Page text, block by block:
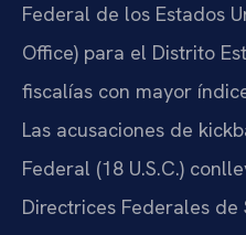
Federal de los Estados
Office) para el Distrito
fiscalías con mayor
Las acusaciones de
Federal (18 U.S.C.)
Directrices Federales de